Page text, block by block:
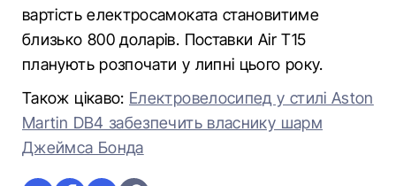
вартість електросамоката становитиме
близько 800 доларів. Поставки Air T15
планують розпочати у липні цього року.
Також цікаво: Електровелосипед у стилі Aston
Martin DB4 забезпечить власнику шарм
Джеймса Бонда